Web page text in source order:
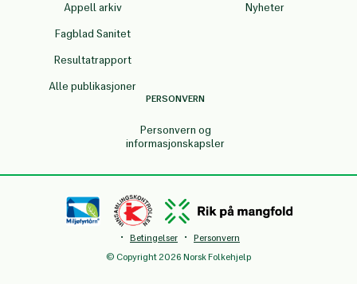
Appell arkiv
Fagblad Sanitet
Resultatrapport
Alle publikasjoner
Nyheter
PERSONVERN
Personvern og
informasjonskapsler
© Copyright 2026 Norsk Folkehjelp
· Betingelser · Personvern